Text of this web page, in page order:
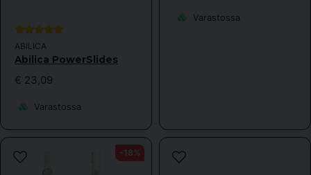
Lähetä kysymys
ABILICA
Abilica PowerSlides
€ 23,09
Varastossa
Varastossa
-18%